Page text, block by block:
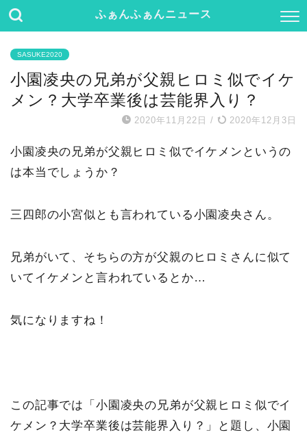
ふぁんふぁんニュース
SASUKE2020
小園凌央の兄弟が父親ヒロミ似でイケ
メン？大学卒業後は芸能界入り？
2020年11月22日 / 2020年12月3日
小園凌央の兄弟が父親ヒロミ似でイケメンというの
は本当でしょうか？
三四郎の小宮似とも言われている小園凌央さん。
兄弟がいて、そちらの方が父親のヒロミさんに似て
いてイケメンと言われているとか…
気になりますね！
この記事では「小園凌央の兄弟が父親ヒロミ似でイ
ケメン？大学卒業後は芸能界入り？」と題し、小園